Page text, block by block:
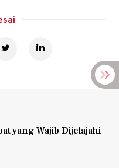
yang Wajib Dijelajahi